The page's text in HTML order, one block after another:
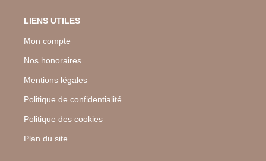
LIENS UTILES
Mon compte
Nos honoraires
Mentions légales
Politique de confidentialité
Politique des cookies
Plan du site